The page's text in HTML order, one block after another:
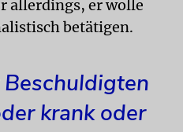
allerdings, er wolle
betätigen.
krank oder